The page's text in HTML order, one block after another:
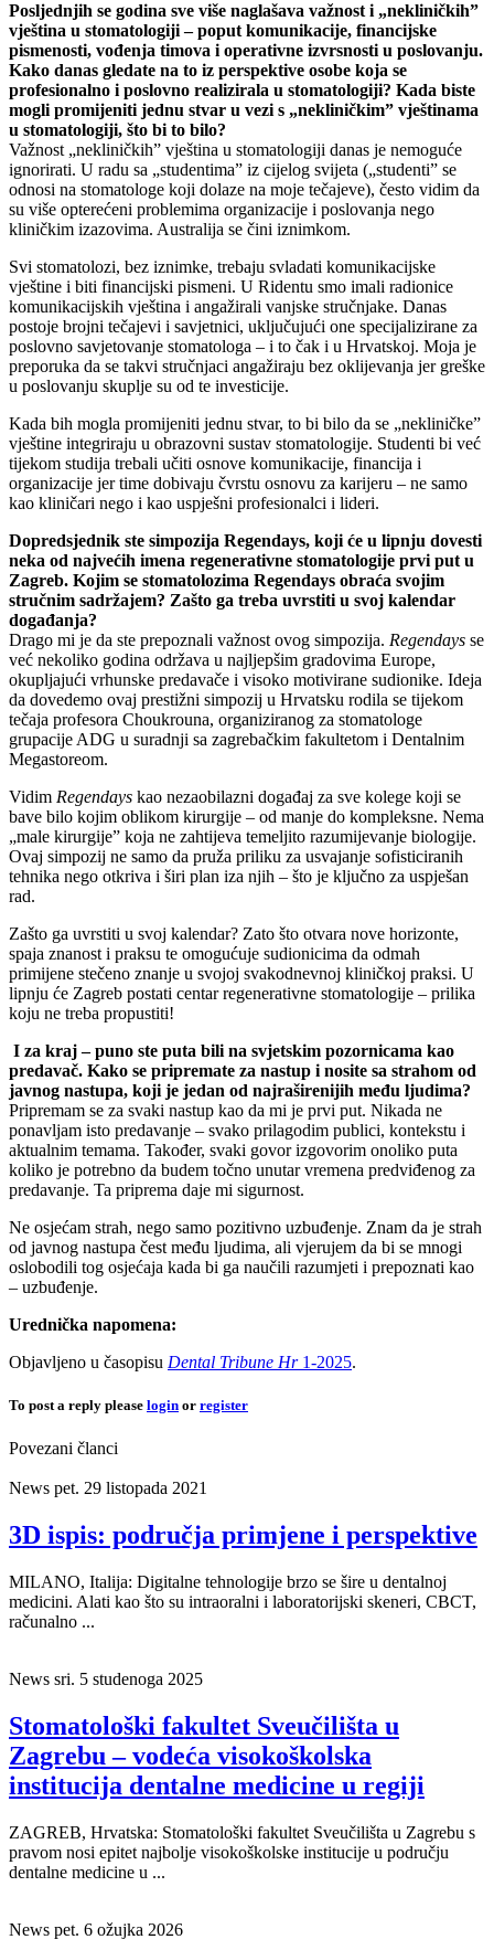
Posljednjih se godina sve više naglašava važnost i „nekliničkih”
vještina u stomatologiji – poput komunikacije, financijske
pismenosti, vođenja timova i operativne izvrsnosti u poslovanju.
Kako danas gledate na to iz perspektive osobe koja se
profesionalno i poslovno realizirala u stomatologiji? Kada biste
mogli promijeniti jednu stvar u vezi s „nekliničkim” vještinama
u stomatologiji, što bi to bilo?
Važnost „nekliničkih” vještina u stomatologiji danas je nemoguće
ignorirati. U radu sa „studentima” iz cijelog svijeta („studenti” se
odnosi na stomatologe koji dolaze na moje tečajeve), često vidim da
su više opterećeni problemima organizacije i poslovanja nego
kliničkim izazovima. Australija se čini iznimkom.
Svi stomatolozi, bez iznimke, trebaju svladati komunikacijske
vještine i biti financijski pismeni. U Ridentu smo imali radionice
komunikacijskih vještina i angažirali vanjske stručnjake. Danas
postoje brojni tečajevi i savjetnici, uključujući one specijalizirane za
poslovno savjetovanje stomatologa – i to čak i u Hrvatskoj. Moja je
preporuka da se takvi stručnjaci angažiraju bez oklijevanja jer greške
u poslovanju skuplje su od te investicije.
Kada bih mogla promijeniti jednu stvar, to bi bilo da se „nekliničke”
vještine integriraju u obrazovni sustav stomatologije. Studenti bi već
tijekom studija trebali učiti osnove komunikacije, financija i
organizacije jer time dobivaju čvrstu osnovu za karijeru – ne samo
kao kliničari nego i kao uspješni profesionalci i lideri.
Dopredsjednik ste simpozija Regendays, koji će u lipnju dovesti
neka od najvećih imena regenerativne stomatologije prvi put u
Zagreb. Kojim se stomatolozima Regendays obraća svojim
stručnim sadržajem? Zašto ga treba uvrstiti u svoj kalendar
događanja?
Drago mi je da ste prepoznali važnost ovog simpozija. Regendays se
već nekoliko godina održava u najljepšim gradovima Europe,
okupljajući vrhunske predavače i visoko motivirane sudionike. Ideja
da dovedemo ovaj prestižni simpozij u Hrvatsku rodila se tijekom
tečaja profesora Choukrouna, organiziranog za stomatologe
grupacije ADG u suradnji sa zagrebačkim fakultetom i Dentalnim
Megastoreom.
Vidim Regendays kao nezaobilazni događaj za sve kolege koji se
bave bilo kojim oblikom kirurgije – od manje do kompleksne. Nema
„male kirurgije” koja ne zahtijeva temeljito razumijevanje biologije.
Ovaj simpozij ne samo da pruža priliku za usvajanje sofisticiranih
tehnika nego otkriva i širi plan iza njih – što je ključno za uspješan
rad.
Zašto ga uvrstiti u svoj kalendar? Zato što otvara nove horizonte,
spaja znanost i praksu te omogućuje sudionicima da odmah
primijene stečeno znanje u svojoj svakodnevnoj kliničkoj praksi. U
lipnju će Zagreb postati centar regenerativne stomatologije – prilika
koju ne treba propustiti!
I za kraj – puno ste puta bili na svjetskim pozornicama kao
predavač. Kako se pripremate za nastup i nosite sa strahom od
javnog nastupa, koji je jedan od najraširenijih među ljudima?
Pripremam se za svaki nastup kao da mi je prvi put. Nikada ne
ponavljam isto predavanje – svako prilagodim publici, kontekstu i
aktualnim temama. Također, svaki govor izgovorim onoliko puta
koliko je potrebno da budem točno unutar vremena predviđenog za
predavanje. Ta priprema daje mi sigurnost.
Ne osjećam strah, nego samo pozitivno uzbuđenje. Znam da je strah
od javnog nastupa čest među ljudima, ali vjerujem da bi se mnogi
oslobodili tog osjećaja kada bi ga naučili razumjeti i prepoznati kao
– uzbuđenje.
Urednička napomena:
Objavljeno u časopisu Dental Tribune Hr1-2025.
To post a reply please login or register
Povezani članci
News pet. 29 listopada 2021
3D ispis: područja primjene i perspektive
MILANO, Italija: Digitalne tehnologije brzo se šire u dentalnoj
medicini. Alati kao što su intraoralni i laboratorijski skeneri, CBCT,
računalno ...
News sri. 5 studenoga 2025
Stomatološki fakultet Sveučilišta u
Zagrebu – vodeća visokoškolska
institucija dentalne medicine u regiji
ZAGREB, Hrvatska: Stomatološki fakultet Sveučilišta u Zagrebu s
pravom nosi epitet najbolje visokoškolske institucije u području
dentalne medicine u ...
News pet. 6 ožujka 2026